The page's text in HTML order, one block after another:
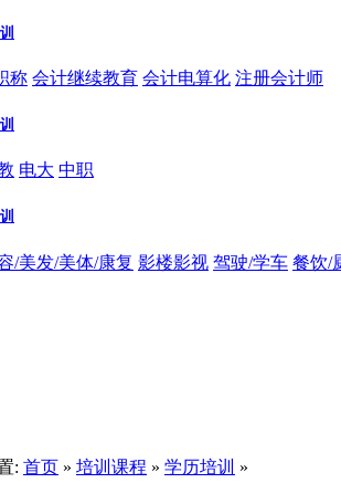
称 会计继续教育 会计电算化 注册会计师
电大 中职
/美发/美体/康复 影楼影视 驾驶/学车 餐饮/
: 首页 » 培训课程 » 学历培训 »